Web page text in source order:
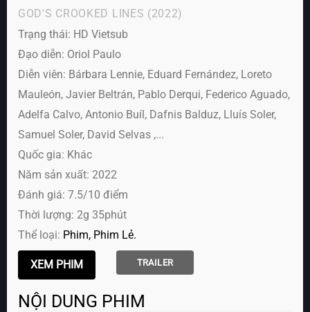
GOD'S CROOKED LINES (2022)
Trạng thái: HD Vietsub
Đạo diễn: Oriol Paulo
Diễn viên: Bárbara Lennie, Eduard Fernández, Loreto
Mauleón, Javier Beltrán, Pablo Derqui, Federico Aguado,
Adelfa Calvo, Antonio Buíl, Dafnis Balduz, Lluís Soler,
Samuel Soler, David Selvas ,...
Quốc gia: Khác
Năm sản xuất: 2022
Đánh giá: 7.5/10 điểm
Thời lượng: 2g 35phút
Thể loại: Phim Phim Lẻ
TRAILER
NỘI DUNG PHIM